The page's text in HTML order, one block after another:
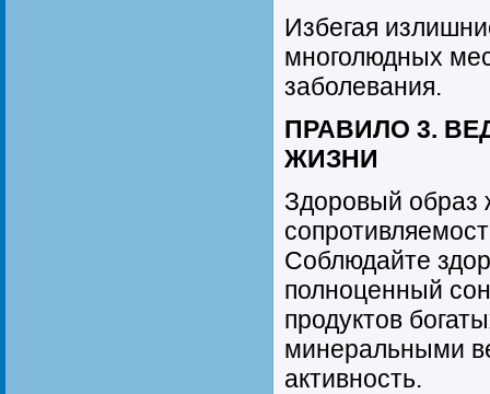
Избегая
многолюдных
заболевания.
ПРАВИЛО 3.
ЖИЗНИ
Здоровый образ
Соблюдайте
полноценный
продуктов
минеральными
активность.